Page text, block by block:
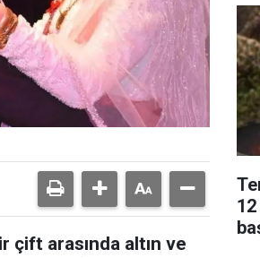
çift arasında altın ve